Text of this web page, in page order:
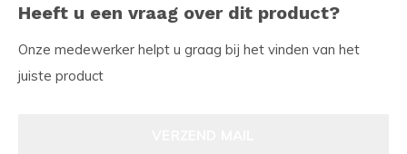
Heeft u een vraag over dit product?
Onze medewerker helpt u graag bij het vinden van het
juiste product